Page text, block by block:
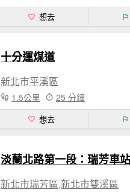
想去
十分運煤道
新北市平溪區
1.5公里 25 分鐘
想去
淡蘭北路第一段：瑞芳車
新北市瑞芳區,新北市雙溪區